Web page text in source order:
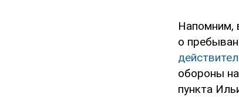
Напомним,
о
обороны
пункта